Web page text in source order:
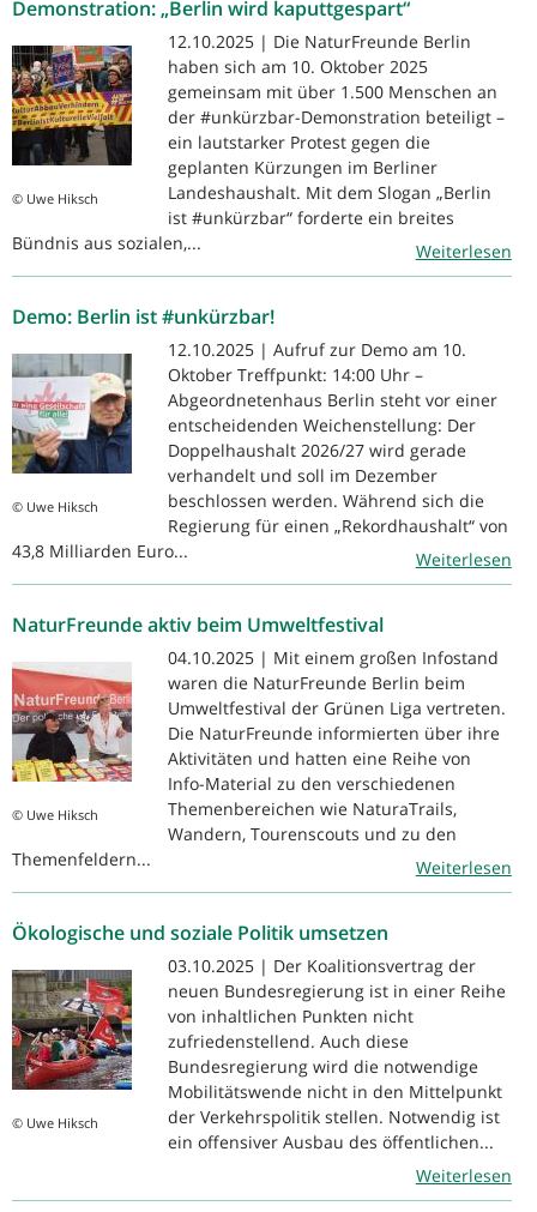
Demonstration: „Berlin wird kaputtgespart“
© Uwe Hiksch
12.10.2025 | Die NaturFreunde Berlin
haben sich am 10. Oktober 2025
gemeinsam mit über 1.500 Menschen an
der #unkürzbar-Demonstration beteiligt –
ein lautstarker Protest gegen die
geplanten Kürzungen im Berliner
Landeshaushalt. Mit dem Slogan „Berlin
ist #unkürzbar“ forderte ein breites
Bündnis aus sozialen,...
Weiterlesen
Demo: Berlin ist #unkürzbar!
© Uwe Hiksch
12.10.2025 | Aufruf zur Demo am 10.
Oktober Treffpunkt: 14:00 Uhr –
Abgeordnetenhaus Berlin steht vor einer
entscheidenden Weichenstellung: Der
Doppelhaushalt 2026/27 wird gerade
verhandelt und soll im Dezember
beschlossen werden. Während sich die
Regierung für einen „Rekordhaushalt“ von
43,8 Milliarden Euro...
Weiterlesen
NaturFreunde aktiv beim Umweltfestival
© Uwe Hiksch
04.10.2025 | Mit einem großen Infostand
waren die NaturFreunde Berlin beim
Umweltfestival der Grünen Liga vertreten.
Die NaturFreunde informierten über ihre
Aktivitäten und hatten eine Reihe von
Info-Material zu den verschiedenen
Themenbereichen wie NaturaTrails,
Wandern, Tourenscouts und zu den
Themenfeldern...
Weiterlesen
Ökologische und soziale Politik umsetzen
© Uwe Hiksch
03.10.2025 | Der Koalitionsvertrag der
neuen Bundesregierung ist in einer Reihe
von inhaltlichen Punkten nicht
zufriedenstellend. Auch diese
Bundesregierung wird die notwendige
Mobilitätswende nicht in den Mittelpunkt
der Verkehrspolitik stellen. Notwendig ist
ein offensiver Ausbau des öffentlichen...
Weiterlesen